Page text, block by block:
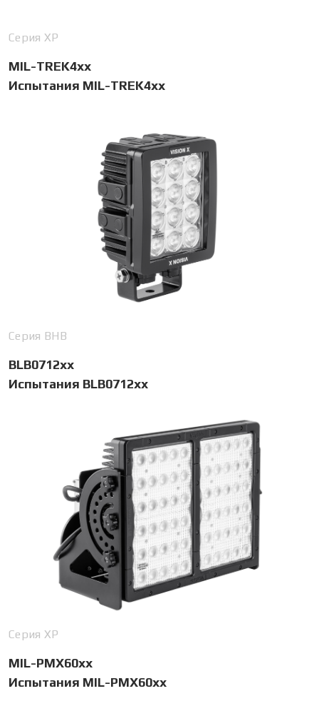
Серия XP
MIL-TREK4xx
Испытания MIL-TREK4xx
Серия BHB
BLB0712xx
Испытания BLB0712xx
Серия XP
MIL-PMX60xx
Испытания MIL-PMX60xx